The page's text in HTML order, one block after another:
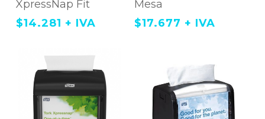
XpressNap Fit
$14.281 + IVA
Mesa
$17.677 + IVA